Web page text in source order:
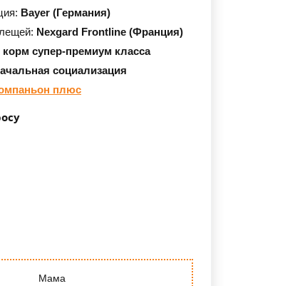
Bayer (Германия)
Nexgard Frontline (Франция)
корм супер-премиум класса
социализация
плюс
Мама